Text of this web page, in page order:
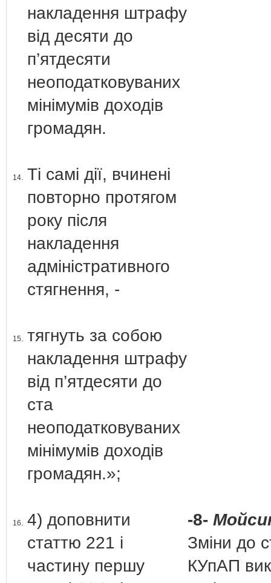
накладення штрафу
від десяти до
п’ятдесяти
неоподатковуваних
мінімумів доходів
громадян.
14. Ті самі дії, вчинені
повторно протягом
року після
накладення
адміністративного
стягнення, -
15. тягнуть за собою
накладення штрафу
від п’ятдесяти до
ста
неоподатковуваних
мінімумів доходів
громадян.»;
16. 4) доповнити
статтю 221 і
частину першу
-8-
Зміни до
КУпАП